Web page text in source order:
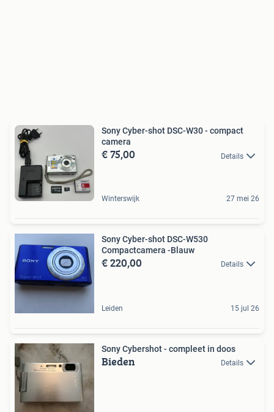
Sony Cyber-shot DSC-W30 - compact
camera
€ 75,00 Details
Winterswijk 27 mei 26
Sony Cyber-shot DSC-W530
Compactcamera -Blauw
€ 220,00 Details
Leiden 15 jul 26
Sony Cybershot - compleet in doos
Bieden Details